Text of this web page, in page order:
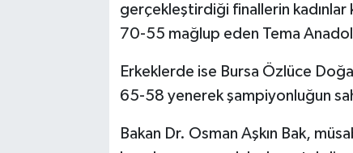
gerçekleştirdiği finallerin
70-55 mağlup eden Tema
Erkeklerde ise Bursa Özlüce
65-58 yenerek şampiyonluğun
Bakan Dr. Osman Aşkın Bak,